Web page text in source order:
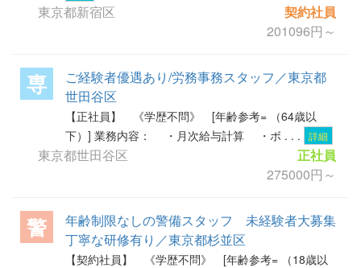
東京都新宿区
契約社員
201096円～
専
ご経験者優遇あり/労務事務スタッフ／東京都
世田谷区
【正社員】 《学歴不問》 [年齢参考= （64歳以
下）] 業務内容： ・月次給与計算 ・ボ . . .
詳細
東京都世田谷区
正社員
275000円～
警
年齢制限なしの警備スタッフ 未経験者大募集
丁寧な研修有り／東京都杉並区
【契約社員】 《学歴不問》 [年齢参考= （18歳以